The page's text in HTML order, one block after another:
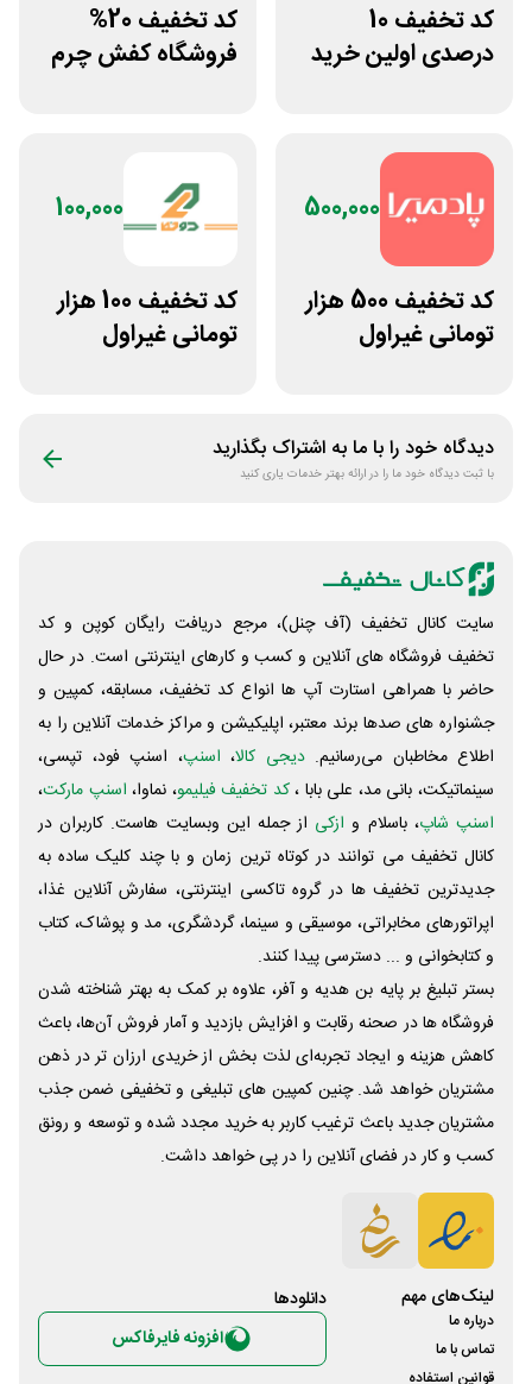
کد تخفیف 10
درصدی اولین خرید
کد تخفیف 20%
فروشگاه کفش چرم
500,000
کد تخفیف 500 هزار
تومانی غیراول
100,000
کد تخفیف 100 هزار
تومانی غیراول
دیدگاه خود را با ما به اشتراک بگذارید
با ثبت دیدگاه خود ما را در ارائه بهتر خدمات یاری کنید
سایت کانال تخفیف (آف چنل)، مرجع دریافت رایگان کوپن و کد
تخفیف فروشگاه های آنلاین و کسب و‌ کارهای اینترنتی است. در حال
حاضر با همراهی استارت آپ ها انواع کد تخفیف، مسابقه، کمپین و
جشنواره های صدها برند معتبر، اپلیکیشن و مراکز خدمات آنلاین را به
اطلاع مخاطبان می‌رسانیم. دیجی کالا، اسنپ، اسنپ فود، تپسی،
سینماتیکت، بانی مد، علی‌ بابا ،کد تخفیف فیلیمو، نماوا، اسنپ مارکت،
اسنپ شاپ، باسلام و ازکی از جمله این وبسایت ‌هاست. کاربران در
کانال تخفیف می توانند در کوتاه ترین زمان و با چند کلیک ساده به
جدیدترین تخفیف ها در گروه تاکسی اینترنتی، سفارش آنلاین غذا،
اپراتورهای مخابراتی، موسیقی و سینما، گردشگری، مد و پوشاک، کتاب
و کتابخوانی و ... دسترسی پیدا کنند.
بستر تبلیغ بر پایه بن هدیه و آفر، علاوه بر کمک به بهتر شناخته شدن
فروشگاه ها در صحنه رقابت و افزایش بازدید و آمار فروش آن‌ها، باعث
کاهش هزینه و ایجاد تجربه‌ای لذت بخش از خریدی ارزان تر در ذهن
مشتریان خواهد شد. چنین کمپین های تبلیغی و تخفیفی ضمن جذب
مشتریان جدید باعث ترغیب کاربر به خرید مجدد شده و توسعه و رونق
کسب و کار در فضای آنلاین را در پی خواهد داشت.
لینک‌های مهم
درباره ما
تماس با ما
قوانین استفاده
دانلود‌ها
افزونه فایرفاکس